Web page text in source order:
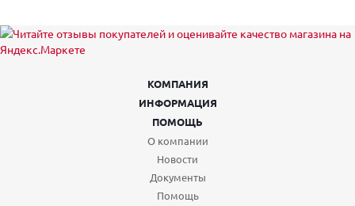
КОМПАНИЯ
ИНФОРМАЦИЯ
ПОМОЩЬ
О компании
Новости
Документы
Помощь